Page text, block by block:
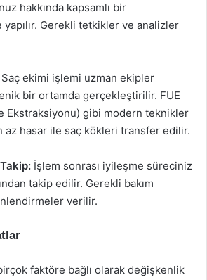
hakkında kapsamlı bir
Gerekli tetkikler ve analizler
Saç ekimi işlemi uzman ekipler
bir ortamda gerçekleştirilir. FUE
Ekstraksiyonu) gibi modern teknikler
az hasar ile saç kökleri transfer edilir.
İşlem sonrası iyileşme süreciniz
takip edilir. Gerekli bakım
verilir.
faktöre bağlı olarak değişkenlik